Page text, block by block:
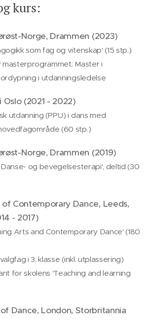
kurs:
Norge, Drammen (2023)
som fag og vitenskap' (15 stp.)
masterprogrammet: Master i
i utdanningsledelse
Oslo (2021 - 2022)
utdanning (PPU) i dans med
(60 stp.)
Norge, Drammen (2019)
og bevegelsesterapi', deltid (30
Contemporary Dance, Leeds,
- 2017)
Arts and Contemporary Dance' (180
i 3. klasse (inkl. utplassering)
for skolens 'Teaching and learning
Dance, London, Storbritannia